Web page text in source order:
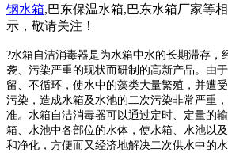
钢水箱,巴东保温水箱,巴东水箱厂家等
示，敬请关注！
?水箱自洁消毒器是为水箱中水的长期滞存，
袭、污染严重的现状而研制的高新产品。由
留、不循环，使水中的藻类大量繁殖，并遭
污染，造成水箱及水池的二次污染非常严重
准。水箱自洁消毒器可以通过定时、定量的
箱、水池中各部位的水体，使水箱、水池以
和净化，方便而又经济地解决二次供水中的水